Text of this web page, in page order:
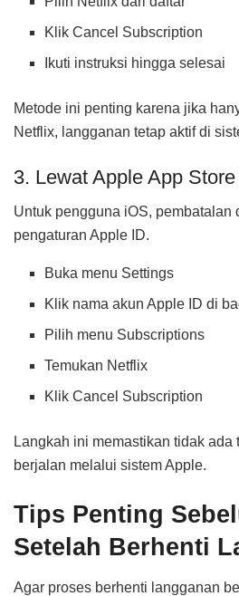
Klik Cancel Subscription
Ikuti instruksi hingga selesai
Metode ini penting karena jika
Netflix, langganan tetap aktif di
3. Lewat Apple App
Untuk pengguna iOS, pembatalan
pengaturan Apple ID.
Buka menu Settings
Klik nama akun Apple ID di
Pilih menu Subscriptions
Temukan Netflix
Klik Cancel Subscription
Langkah ini memastikan tidak ada
berjalan melalui sistem Apple.
Tips Penting
Setelah Berhenti
Agar proses berhenti langganan